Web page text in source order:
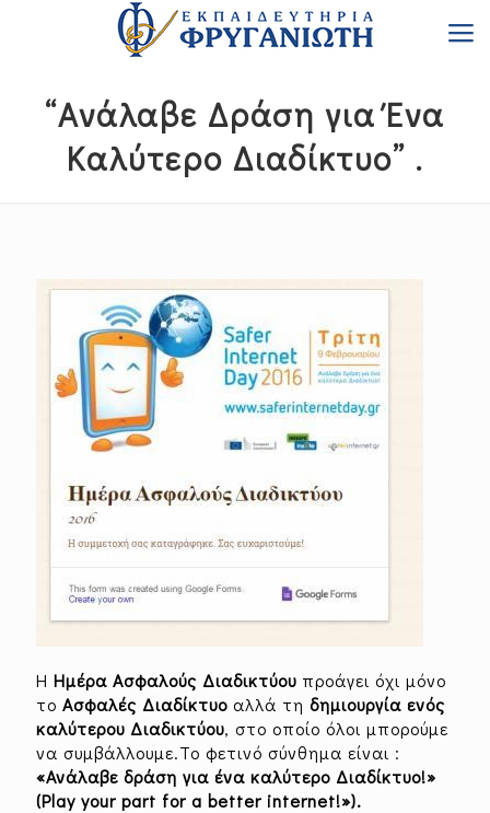
“Ανάλαβε Δράση για Ένα
Καλύτερο Διαδίκτυο” .
Η Ημέρα Ασφαλούς Διαδικτύου προάγει όχι μόνο
το Ασφαλές Διαδίκτυο αλλά τη δημιουργία ενός
καλύτερου Διαδικτύου, στο οποίο όλοι μπορούμε
να συμβάλλουμε.To φετινό σύνθημα είναι :
«Ανάλαβε δράση για ένα καλύτερο Διαδίκτυο!»
(Play your part for a better internet!»).